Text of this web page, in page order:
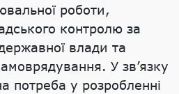
роботи,
контролю за
влади та
У зв’язку
потреба у розробленні